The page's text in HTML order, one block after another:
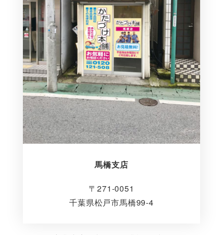
馬橋支店
〒271-0051
千葉県松戸市馬橋99-4